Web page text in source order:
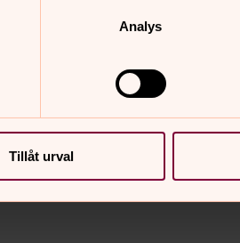
Analys
Tillåt urval